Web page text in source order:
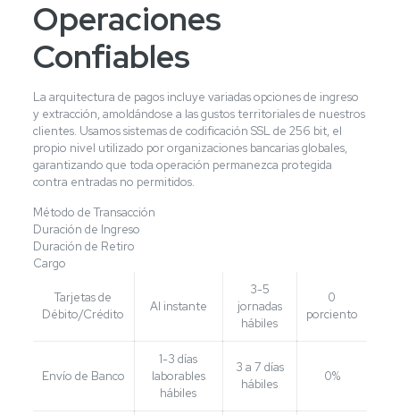
Operaciones
Confiables
La arquitectura de pagos incluye variadas opciones de ingreso
y extracción, amoldándose a las gustos territoriales de nuestros
clientes. Usamos sistemas de codificación SSL de 256 bit, el
propio nivel utilizado por organizaciones bancarias globales,
garantizando que toda operación permanezca protegida
contra entradas no permitidos.
Método de Transacción
Duración de Ingreso
Duración de Retiro
Cargo
Tarjetas de
Débito/Crédito
Al instante
3-5
jornadas
hábiles
0
porciento
Envío de Banco
1-3 días
laborables
hábiles
3 a 7 días
hábiles
0%